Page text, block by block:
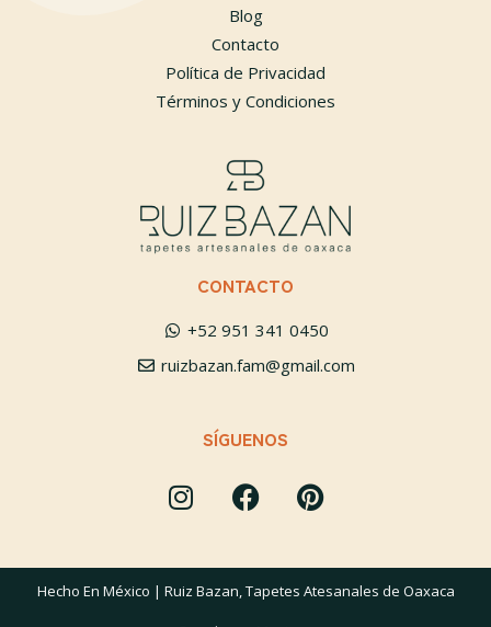
Blog
Contacto
Política de Privacidad
Términos y Condiciones
CONTACTO
+52 951 341 0450
ruizbazan.fam@gmail.com
SÍGUENOS
Hecho En México | Ruiz Bazan, Tapetes Atesanales de Oaxaca